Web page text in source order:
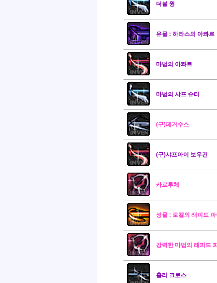
더블 윙
유물 : 하라스의 아콰르
마법의 아콰르
마법의 샤프 슈터
(구)페거수스
(구)샤프아이 보우건
카르투체
성물 : 로켈의 래피드
강력한 마법의 래피드
홀리 크로스